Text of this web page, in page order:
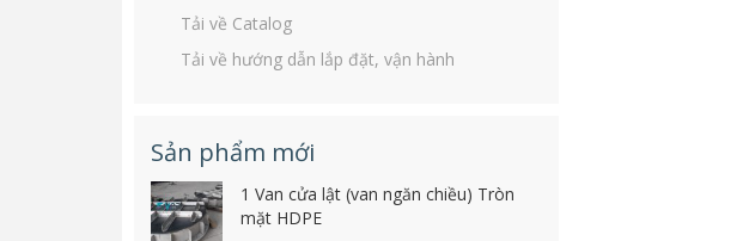
Tải về Catalog
Tải về hướng dẫn lắp đặt, vận hành
Sản phẩm mới
1 Van cửa lật (van ngăn chiều) Tròn
mặt HDPE